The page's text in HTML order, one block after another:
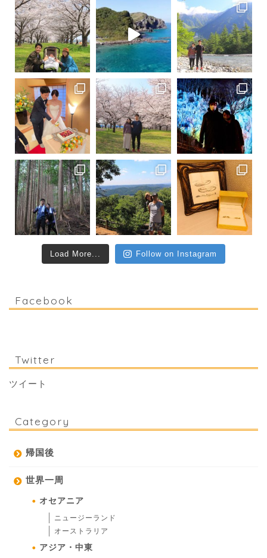
Load More... Follow on Instagram
Facebook
Twitter
ツイート
Category
帰国後
世界一周
オセアニア
ニュージーランド
オーストラリア
アジア・中東